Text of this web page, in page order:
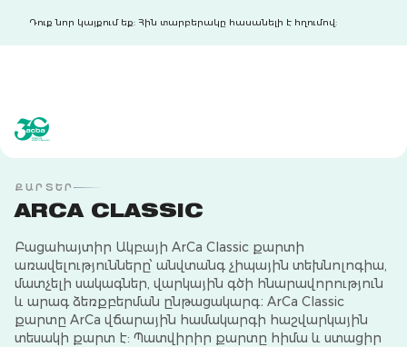
Դուք նոր կայքում եք: Հին տարբերակը հասանելի է հղումով:
ՔԱՐՏԵՐ
ARCA CLASSIC
Բացահայտիր Ակբայի ArCa Classic քարտի
առավելությունները՝ անվտանգ չիպային տեխնոլոգիա,
մատչելի սակագներ, վարկային գծի հնարավորություն
և արագ ձեռքբերման ընթացակարգ։ ArCa Classic
քարտը ArCa վճարային համակարգի հաշվարկային
տեսակի քարտ է: Պատվիրիր քարտը հիմա և ստացիր